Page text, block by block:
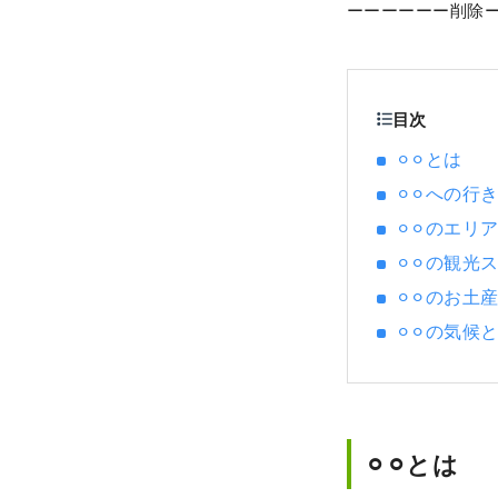
ーーーーーー削除
目次
⚪︎⚪︎とは
⚪︎⚪︎への行
⚪︎⚪︎のエリ
⚪︎⚪︎の観光
⚪︎⚪︎のお土産
⚪︎⚪︎の気候
⚪︎⚪︎とは